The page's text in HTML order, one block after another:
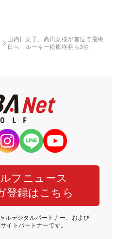
山内日菜子、高田菜桜が首位で最終
日へ ルーキー松原柊亜ら3位
フニュース
登録はこちら
ルデジタルパートナー、および
イトパートナーです。